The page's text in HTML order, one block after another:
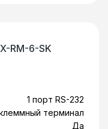
RM-6-SK
1 порт RS-232
терминал
Да